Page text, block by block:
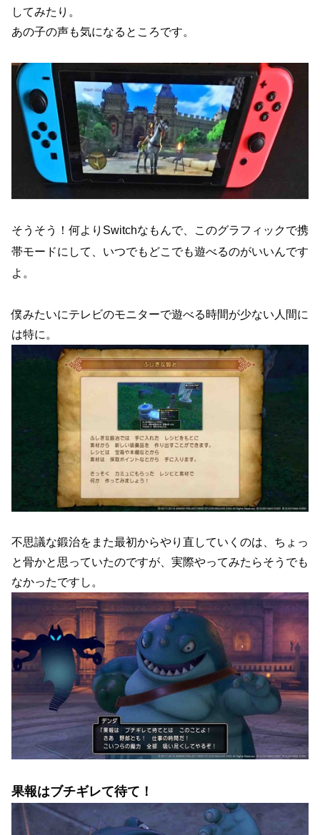
してみたり。
あの子の声も気になるところです。
そうそう！何よりSwitchなもんで、このグラフィックで携
帯モードにして、いつでもどこでも遊べるのがいいんです
よ。
僕みたいにテレビのモニターで遊べる時間が少ない人間に
は特に。
不思議な鍛治をまた最初からやり直していくのは、ちょっ
と骨かと思っていたのですが、実際やってみたらそうでも
なかったですし。
果報はブチギレて待て！